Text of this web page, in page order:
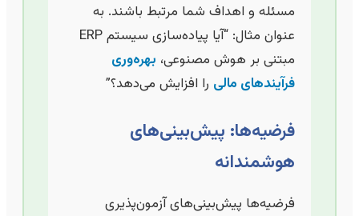
مسئله و اهداف شما مرتبط باشند. به
عنوان مثال: “آیا پیاده‌سازی سیستم ERP
مبتنی بر هوش مصنوعی، بهره‌وری
فرآیندهای مالی را افزایش می‌دهد؟”
فرضیه‌ها: پیش‌بینی‌های
هوشمندانه
فرضیه‌ها پیش‌بینی‌های آزمون‌پذیری